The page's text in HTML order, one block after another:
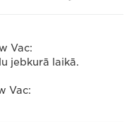
Vac:
jebkurā laikā.
Vac: